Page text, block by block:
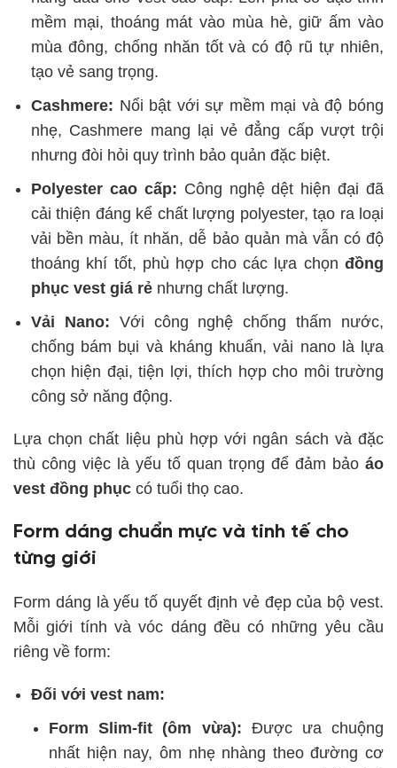
mềm mại, thoáng mát vào mùa hè, giữ ấm vào
mùa đông, chống nhăn tốt và có độ rũ tự nhiên,
tạo vẻ sang trọng.
Cashmere: Nổi bật với sự mềm mại và độ bóng
nhẹ, Cashmere mang lại vẻ đẳng cấp vượt trội
nhưng đòi hỏi quy trình bảo quản đặc biệt.
Polyester cao cấp: Công nghệ dệt hiện đại đã
cải thiện đáng kể chất lượng polyester, tạo ra loại
vải bền màu, ít nhăn, dễ bảo quản mà vẫn có độ
thoáng khí tốt, phù hợp cho các lựa chọn đồng
phục vest giá rẻ nhưng chất lượng.
Vải Nano: Với công nghệ chống thấm nước,
chống bám bụi và kháng khuẩn, vải nano là lựa
chọn hiện đại, tiện lợi, thích hợp cho môi trường
công sở năng động.
Lựa chọn chất liệu phù hợp với ngân sách và đặc
thù công việc là yếu tố quan trọng để đảm bảo áo
vest đồng phục có tuổi thọ cao.
Form dáng chuẩn mực và tinh tế cho
từng giới
Form dáng là yếu tố quyết định vẻ đẹp của bộ vest.
Mỗi giới tính và vóc dáng đều có những yêu cầu
riêng về form:
Đối với vest nam:
Form Slim-fit (ôm vừa): Được ưa chuộng
nhất hiện nay, ôm nhẹ nhàng theo đường cơ